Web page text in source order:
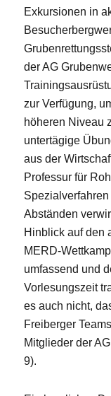
Exkursionen in
der AG
zur Verfügung,
höheren Niveau
untertägige
aus der
Professur für
Abständen
Hinblick auf den
MERD-
umfassend und
Vorlesungszeit
es auch nicht,
Freiberger
Mitglieder der
9).